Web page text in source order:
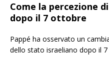
Come la percezione
dopo il 7 ottobre
Pappé ha osservato un
dello stato israeliano dopo il